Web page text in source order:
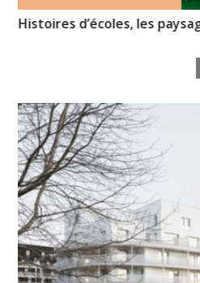
Histoires d’écoles, les